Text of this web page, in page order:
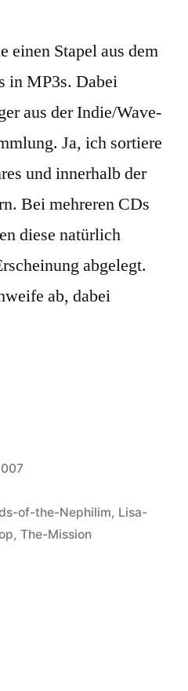
3,96
iTunes
Store
einen Stapel aus dem
in MP3s. Dabei
aus der Indie/Wave-
Ja, ich sortiere
und innerhalb der
Bei mehreren CDs
diese natürlich
abgelegt.
ab, dabei
of-the-Nephilim, Lisa-
, The-Mission